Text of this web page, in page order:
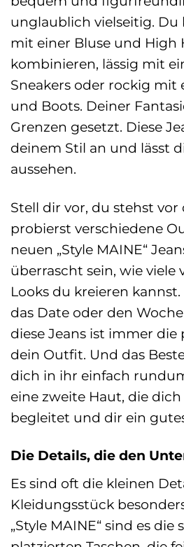
unglaublich vielseitig. Du
mit einer Bluse und High
kombinieren, lässig mit
Sneakers oder rockig mit
und Boots. Deiner
Grenzen gesetzt. Diese
deinem Stil an und lässt
aussehen.
Stell dir vor, du stehst
probierst verschiedene
neuen „Style MAINE“
überrascht sein, wie viele
Looks du kreieren
das Date oder den
diese Jeans ist immer die
dein Outfit. Und das
dich in ihr einfach
eine zweite Haut, die
begleitet und dir ein
Die Details, die den
Es sind oft die kleinen
Kleidungsstück
„Style MAINE“ sind es die